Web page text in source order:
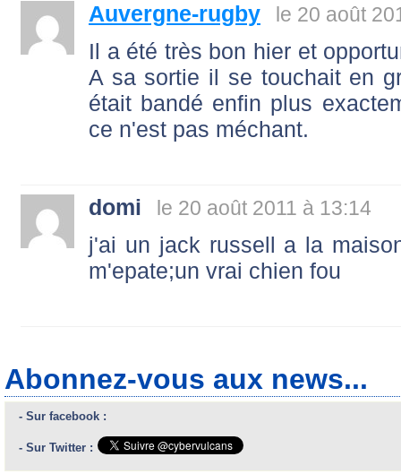
Auvergne-rugby le 20 août
Il a été très bon hier et
A sa sortie il se touchait en
était bandé enfin plus
ce n'est pas méchant.
domi le 20 août 2011 à 13:14
j'ai un jack russell a la
m'epate;un vrai chien fou
Abonnez-vous aux news...
- Sur facebook :
- Sur Twitter :